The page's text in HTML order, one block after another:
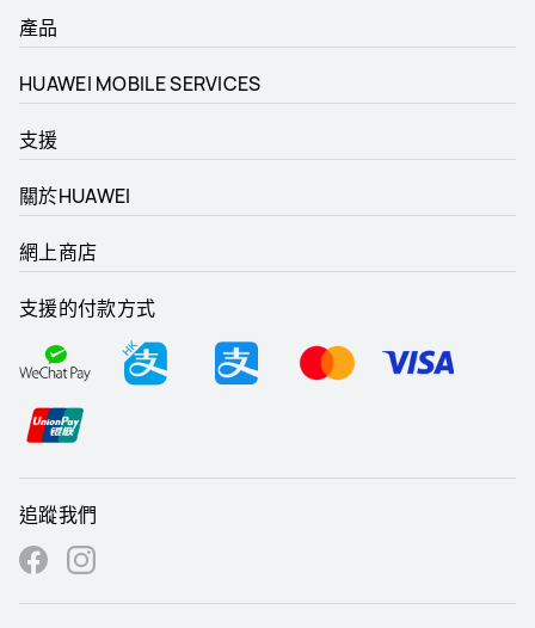
產品
HUAWEI MOBILE SERVICES
支援
關於HUAWEI
網上商店
支援的付款方式
追蹤我們